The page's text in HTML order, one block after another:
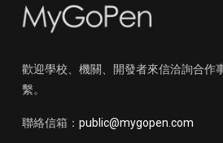
歡迎學校、機關、開發者來信洽詢合作
繫。
聯絡信箱： public@mygopen.com